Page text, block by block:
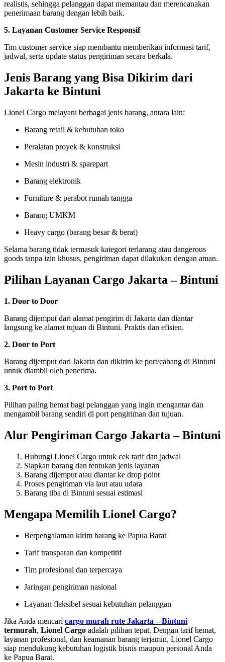
realistis, sehingga pelanggan dapat memantau dan merencanakan
penerimaan barang dengan lebih baik.
5. Layanan Customer Service Responsif
Tim customer service siap membantu memberikan informasi tarif,
jadwal, serta update status pengiriman secara berkala.
Jenis Barang yang Bisa Dikirim dari
Jakarta ke Bintuni
Lionel Cargo melayani berbagai jenis barang, antara lain:
Barang retail & kebutuhan toko
Peralatan proyek & konstruksi
Mesin industri & sparepart
Barang elektronik
Furniture & perabot rumah tangga
Barang UMKM
Heavy cargo (barang besar & berat)
Selama barang tidak termasuk kategori terlarang atau dangerous
goods tanpa izin khusus, pengiriman dapat dilakukan dengan aman.
Pilihan Layanan Cargo Jakarta – Bintuni
1. Door to Door
Barang dijemput dari alamat pengirim di Jakarta dan diantar
langsung ke alamat tujuan di Bintuni. Praktis dan efisien.
2. Door to Port
Barang dijemput dari Jakarta dan dikirim ke port/cabang di Bintuni
untuk diambil oleh penerima.
3. Port to Port
Pilihan paling hemat bagi pelanggan yang ingin mengantar dan
mengambil barang sendiri di port pengiriman dan tujuan.
Alur Pengiriman Cargo Jakarta – Bintuni
Hubungi Lionel Cargo untuk cek tarif dan jadwal
Siapkan barang dan tentukan jenis layanan
Barang dijemput atau diantar ke drop point
Proses pengiriman via laut atau udara
Barang tiba di Bintuni sesuai estimasi
Mengapa Memilih Lionel Cargo?
Berpengalaman kirim barang ke Papua Barat
Tarif transparan dan kompetitif
Tim profesional dan terpercaya
Jaringan pengiriman nasional
Layanan fleksibel sesuai kebutuhan pelanggan
Jika Anda mencari cargo murah rute Jakarta – Bintuni
termurah, Lionel Cargo adalah pilihan tepat. Dengan tarif hemat,
layanan profesional, dan keamanan barang terjamin, Lionel Cargo
siap mendukung kebutuhan logistik bisnis maupun personal Anda
ke Papua Barat.